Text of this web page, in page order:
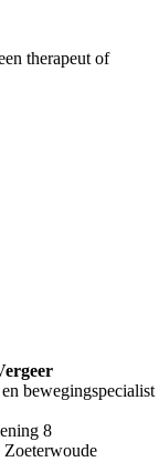
therapeut of
bewegingspecialist
8